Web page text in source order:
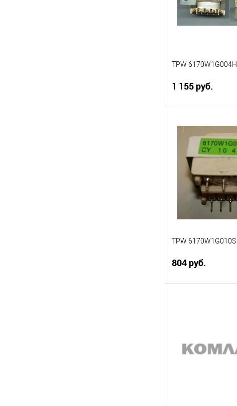
TPW 6170W1G004H
1 155 руб.
Сравнение
В избранное
TPW 6170W1G010S
804 руб.
В избранное